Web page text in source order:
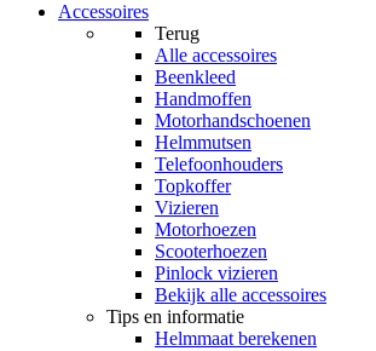
Accessoires
Terug
Alle accessoires
Beenkleed
Handmoffen
Motorhandschoenen
Helmmutsen
Telefoonhouders
Topkoffer
Vizieren
Motorhoezen
Scooterhoezen
Pinlock vizieren
Bekijk alle accessoires
Tips en informatie
Helmmaat berekenen